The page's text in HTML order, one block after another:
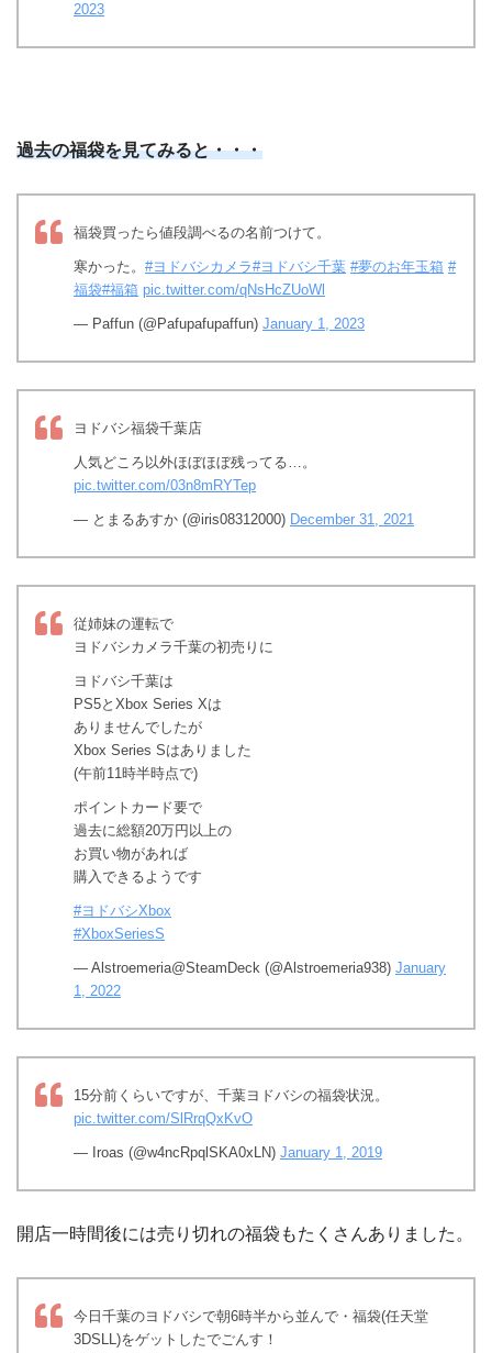
2023
過去の福袋を見てみると・・・
福袋買ったら値段調べるの名前つけて。
寒かった。 #ヨドバシカメラ#ヨドバシ千葉 #夢のお年玉箱 #
福袋#福箱 pic.twitter.com/qNsHcZUoWl
— Paffun (@Pafupafupaffun) January 1, 2023
ヨドバシ福袋千葉店
人気どころ以外ほぼほぼ残ってる…。
pic.twitter.com/03n8mRYTep
— とまるあすか (@iris08312000) December 31, 2021
従姉妹の運転で
ヨドバシカメラ千葉の初売りに
ヨドバシ千葉は
PS5とXbox Series Xは
ありませんでしたが
Xbox Series Sはありました
(午前11時半時点で)
ポイントカード要で
過去に総額20万円以上の
お買い物があれば
購入できるようです
#ヨドバシXbox
#XboxSeriesS
— Alstroemeria@SteamDeck (@Alstroemeria938) January
1, 2022
15分前くらいですが、千葉ヨドバシの福袋状況。
pic.twitter.com/SlRrqQxKvO
— Iroas (@w4ncRpqlSKA0xLN) January 1, 2019
開店一時間後には売り切れの福袋もたくさんありました。
今日千葉のヨドバシで朝6時半から並んで・福袋(任天堂
3DSLL)をゲットしたでごんす！